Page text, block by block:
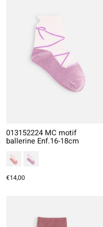
013152224 MC motif
ballerine Enf.16-18cm
€14,00